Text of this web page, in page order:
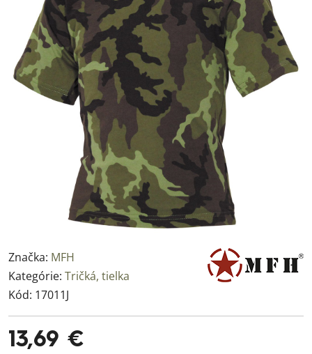
Značka: MFH
Kategórie: Tričká, tielka
Kód: 17011J
13,69 €